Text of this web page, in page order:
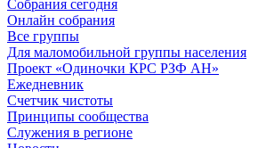
Собрания сегодня
Онлайн собрания
Все группы
Для маломобильной группы населения
Проект «Одиночки КРС РЗФ АН»
Ежедневник
Счетчик чистоты
Принципы сообщества
Служения в регионе